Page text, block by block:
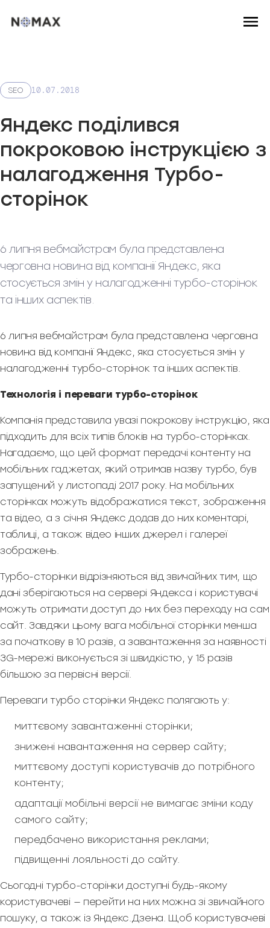
SEO 10.07.2018
Яндекс поділився
покроковою інструкцією з
налагодження Турбо-
сторінок
6 липня вебмайстрам була представлена
черговна новина від компанії Яндекс, яка
стосується змін у налагодженні турбо-сторінок
та інших аспектів.
6 липня вебмайстрам була представлена черговна
новина від компанії Яндекс, яка стосується змін у
налагодженні турбо-сторінок та інших аспектів.
Технологія і переваги турбо-сторінок
Компанія представила увазі покрокову інструкцію, яка
підходить для всіх типів блоків на турбо-сторінках.
Нагадаємо, що цей формат передачі контенту на
мобільних гаджетах, який отримав назву турбо, був
запущений у листопаді 2017 року. На мобільних
сторінках можуть відображатися текст, зображення
та відео, а з січня Яндекс додав до них коментарі,
таблиці, а також відео інших джерел і галереї
зображень.
Турбо-сторінки відрізняються від звичайних тим, що
дані зберігаються на сервері Яндекса і користувачі
можуть отримати доступ до них без переходу на сам
сайт. Завдяки цьому вага мобільної сторінки менша
за початкову в 10 разів, а завантаження за наявності
3G-мережі виконується зі швидкістю, у 15 разів
більшою за первісні версії.
Переваги турбо сторінки Яндекс полягають у:
миттєвому завантаженні сторінки;
знижені навантаження на сервер сайту;
миттєвому доступі користувачів до потрібного
контенту;
адаптації мобільні версії не вимагає зміни коду
самого сайту;
передбачено використання реклами;
підвищенні лояльності до сайту.
Сьогодні турбо-сторінки доступні будь-якому
користувачеві — перейти на них можна зі звичайного
пошуку, а також із Яндекс.Дзена. Щоб користувачеві